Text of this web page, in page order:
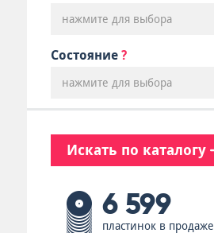
нажмите для выбора
Состояние ?
нажмите для выбора
Искать по каталогу
6 599
пластинок в продаже